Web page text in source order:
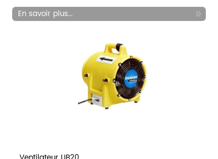
En savoir plus...